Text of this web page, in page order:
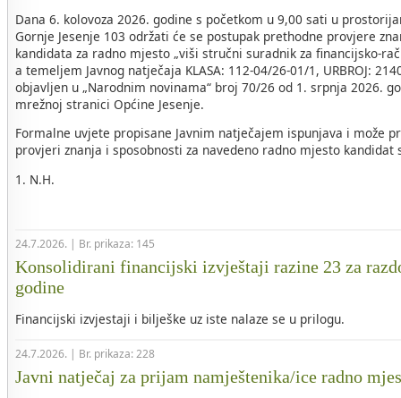
Dana 6. kolovoza 2026. godine s početkom u 9,00 sati u
Gornje Jesenje 103 održati će se postupak prethodne provjere
kandidata za radno mjesto „viši stručni suradnik za financijsko-
a temeljem Javnog natječaja KLASA: 112-04/26-01/1, URBROJ:
objavljen u „Narodnim novinama“ broj 70/26 od 1. srpnja 2026.
mrežnoj stranici Općine Jesenje.
Formalne uvjete propisane Javnim natječajem ispunjava i može
provjeri znanja i sposobnosti za navedeno radno mjesto
1. N.H.
24.7.2026. | Br. prikaza: 145
Konsolidirani financijski izvještaji razine 23 za
godine
Financijski izvjestaji i bilješke uz iste nalaze se u prilogu.
24.7.2026. | Br. prikaza: 228
Javni natječaj za prijam namještenika/ice radno